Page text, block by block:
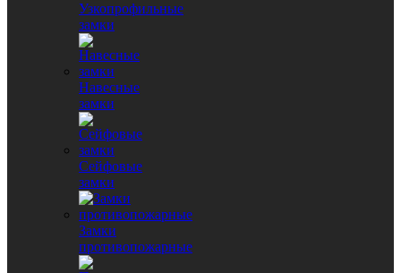
Узкопрофильные
замки
Навесные
замки
Сейфовые
замки
Замки
противопожарные